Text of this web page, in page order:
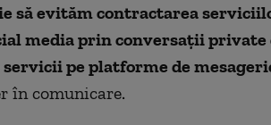
să evităm contractarea
media prin conversații private
pe platforme de
în comunicare.